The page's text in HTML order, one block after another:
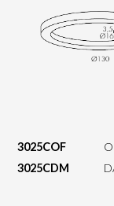
3025COF
3025CDM